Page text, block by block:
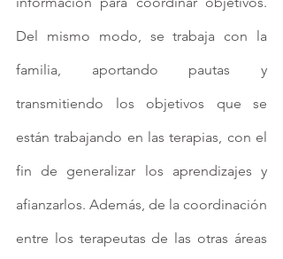
Del mismo modo, se trabaja con la
familia, aportando pautas y
transmitiendo los objetivos que se
están trabajando en las terapias, con el
fin de generalizar los aprendizajes y
afianzarlos. Además, de la coordinación
entre los terapeutas de las otras áreas